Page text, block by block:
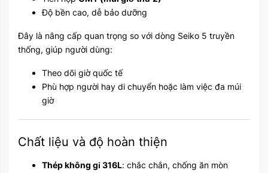
Độ bền cao, dễ bảo dưỡng
Đây là nâng cấp quan trọng so với dòng Seiko 5 truyền
thống, giúp người dùng:
Theo dõi giờ quốc tế
Phù hợp người hay di chuyển hoặc làm việc đa múi
giờ
Chất liệu và độ hoàn thiện
Thép không gỉ 316L: chắc chắn, chống ăn mòn